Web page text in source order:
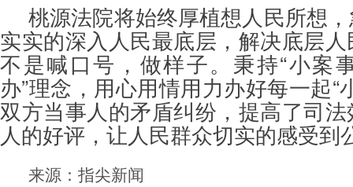
桃源法院将始终厚植想人民所想
实实的深入人民最底层，解决底层
不是喊口号，做样子。秉持“小案
办”理念，用心用情用力办好每一起“
双方当事人的矛盾纠纷，提高了司
人的好评，让人民群众切实的感受到
来源：指尖新闻